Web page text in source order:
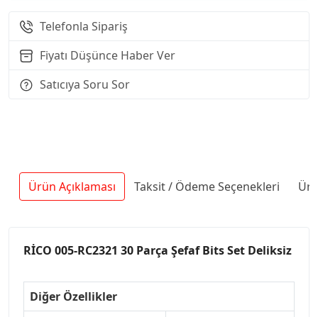
Telefonla Sipariş
Fiyatı Düşünce Haber Ver
Satıcıya Soru Sor
Ürün Açıklaması Taksit / Ödeme Seçenekleri
RİCO 005-RC2321 30 Parça Şefaf Bits Set Deliksiz
Diğer Özellikler